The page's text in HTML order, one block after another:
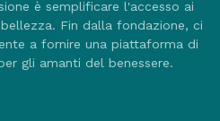
è semplificare l'accesso ai
Fin dalla fondazione, ci
a fornire una piattaforma di
gli amanti del benessere.